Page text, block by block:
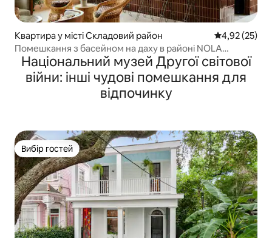
Квартира у місті Складовий район Середня
4,92 (25)
Помешкання з басейном на даху в районі NOLA
Warehouse District
Національний музей Другої світової
війни: інші чудові помешкання для
відпочинку
Вибір гостей
Вибір гостей